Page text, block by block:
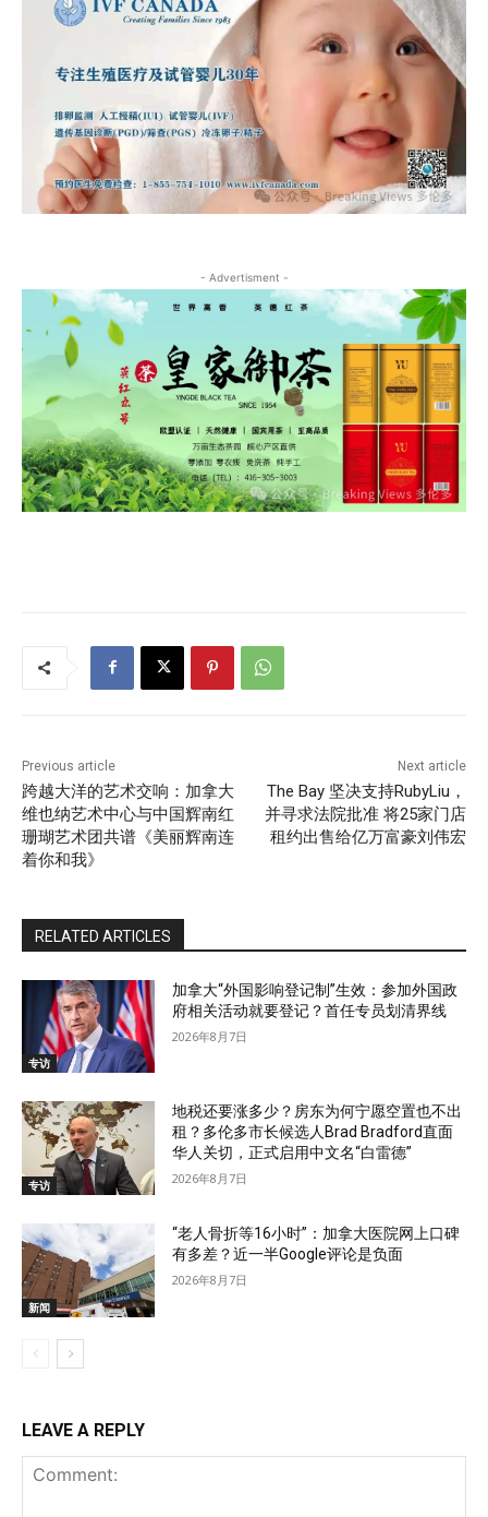
- Advertisment -
Previous article
跨越大洋的艺术交响：加拿大
维也纳艺术中心与中国辉南红
珊瑚艺术团共谱《美丽辉南连
着你和我》
Next article
The Bay 坚决支持RubyLiu，
并寻求法院批准 将25家门店
租约出售给亿万富豪刘伟宏
RELATED ARTICLES
专访
加拿大“外国影响登记制”生效：参加外国政
府相关活动就要登记？首任专员划清界线
2026年8月7日
专访
地税还要涨多少？房东为何宁愿空置也不出
租？多伦多市长候选人Brad Bradford直面
华人关切，正式启用中文名“白雷德”
2026年8月7日
新闻
“老人骨折等16小时”：加拿大医院网上口碑
有多差？近一半Google评论是负面
2026年8月7日
LEAVE A REPLY